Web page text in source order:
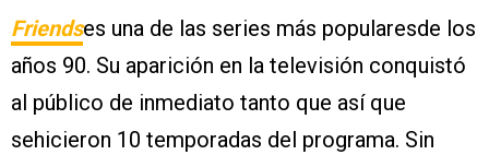
Friendses una de las series más popularesde los
años 90. Su aparición en la televisión conquistó
al público de inmediato tanto que así que
sehicieron 10 temporadas del programa. Sin